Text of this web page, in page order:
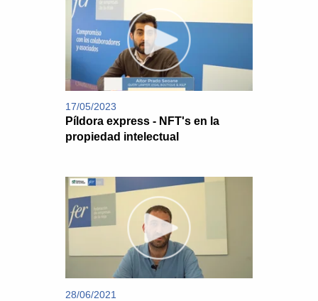
17/05/2023
Píldora express - NFT's en la
propiedad intelectual
28/06/2021